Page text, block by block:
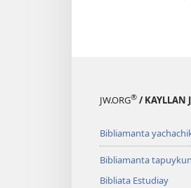
JW.ORG® / KAYLLAN
Bibliamanta
Bibliamanta
Bibliata Estudiay